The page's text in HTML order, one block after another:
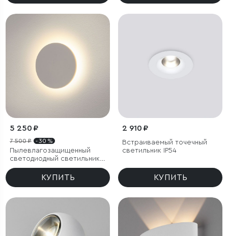
5 250 ₽
7 500 ₽ - 30 %
Пылевлагозащищенный
светодиодный светильник
Concept S белый IP54
КУПИТЬ
2 910 ₽
Встраиваемый точечный
светильник IP54
КУПИТЬ